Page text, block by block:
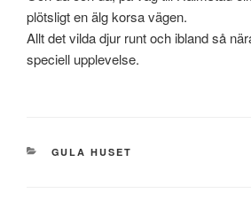
plötsligt en älg korsa vägen.
Allt det vilda djur runt och ibland så
speciell upplevelse.
KATEGORIER
GULA HUSET